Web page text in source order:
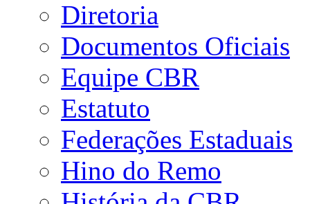
Diretoria
Documentos Oficiais
Equipe CBR
Estatuto
Federações Estaduais
Hino do Remo